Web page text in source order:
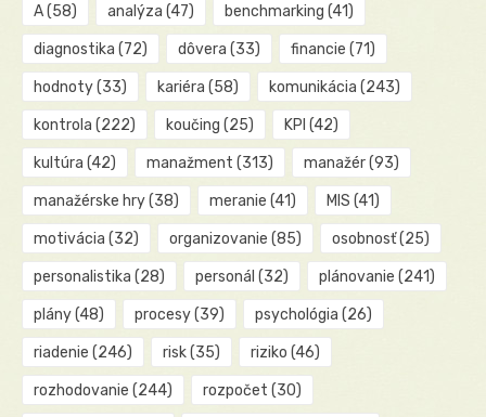
A(58) analýza (47) benchmarking (41)
diagnostika (72) dôvera (33) financie (71)
hodnoty(33) kariéra (58) komunikácia (243)
kontrola (222) koučing (25) KPI (42)
kultúra (42) manažment (313) manažér(93)
manažérske hry(38) meranie (41) MIS (41)
motivácia (32) organizovanie (85) osobnosť(25)
personalistika (28) personál (32) plánovanie (241)
plány(48) procesy(39) psychológia (26)
riadenie (246) risk(35) riziko (46)
rozhodovanie (244) rozpočet (30)